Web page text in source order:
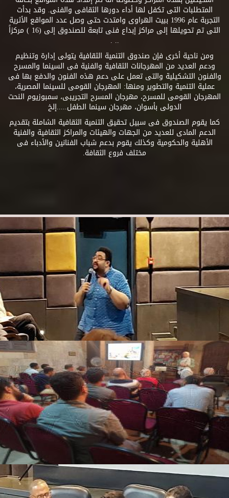
المتطلبات التى تكفل لها أداء دورها الثقافى والفنى. وقد بدأت
التجربة عام 1996 ببيت الهراوى وامتدت حتى وصل عدد المواقع الأثرية
التى تم تحويلها إلى مراكز إبداع فنى تابعة للصندوق إلى (16 ) مركزاً
.. .
ومن ناحية أخرى فإن صندوق التنمية الثقافية يتولى إدارة وتنظيم
ودعم العديد من المهرجانات الثقافية والفنية فى السينما والمسرح
والفنون التشكيلية والتى تعمل على دعم هذه الفنون والدفع بها فى
عملية التنمية والتطوير ومنها: المهرجان القومى للسينما المصرية،
المهرجان القومى للمسرح، مهرجان المسرح التجريبى، سمبوزيوم النحت
الدولى بأسوان، مهرجان سينما الطفل.....إلخ
كما يقوم الصندوق فى سبيل تحقيق التنمية الثقافية الشاملة بتقديم
الدعم المادى للعديد من الجهات والهيئات والمراكز الثقافية والفنية
الأهلية والحكومية وكذلك يقوم بدعم شباب الفنانين والأدباء فى
مختلف فروع الثقافة.